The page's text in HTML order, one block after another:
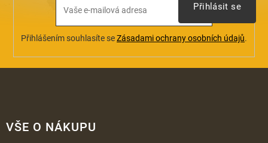
Přihlášením souhlasíte seZásadami ochrany osobních údajů.
Přihlásit se
VŠE O NÁKUPU